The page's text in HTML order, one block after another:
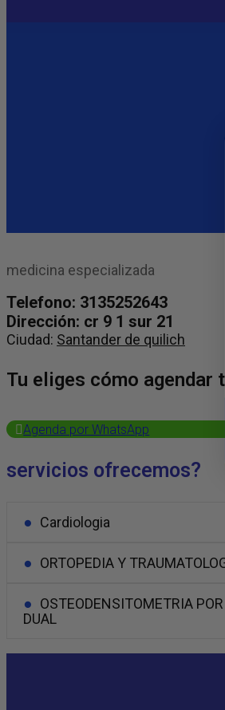
medicina especializada
Telefono: 3135252643
Dirección: cr 9 1 sur 21
Ciudad: Santander de quilich
Tu eliges cómo agendar
Agenda por WhatsApp
servicios ofrecemos?
Cardiologia
ORTOPEDIA Y
OSTEODENSITOMETRIA
DUAL